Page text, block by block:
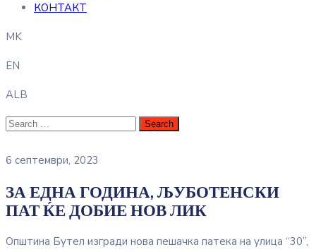
КОНТАКТ
MK
EN
ALB
6 септември, 2023
ЗА ЕДНА ГОДИНА, ЉУБОТЕНСКИ
ПАТ ЌЕ ДОБИЕ НОВ ЛИК
Општина Бутел изгради нова пешачка патека на улица “30”,